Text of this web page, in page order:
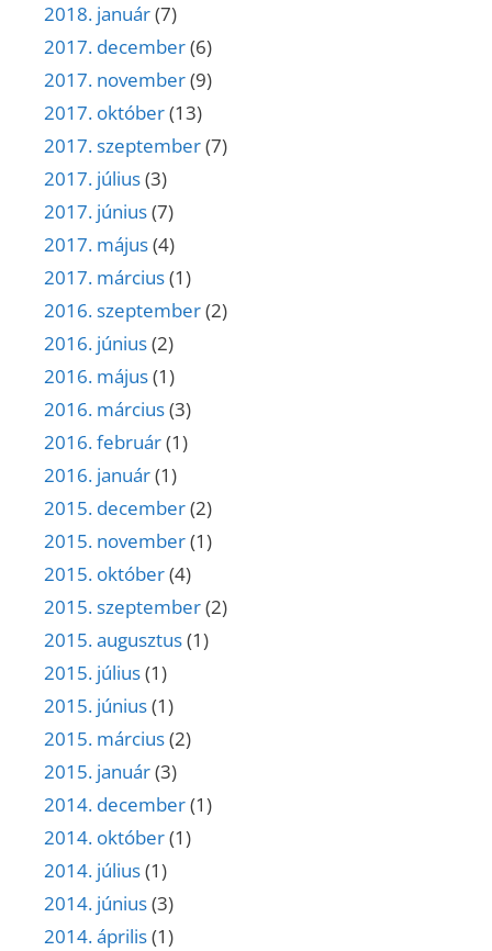
2018. január(7)
2017. december(6)
2017. november(9)
2017. október(13)
2017. szeptember(7)
2017. július(3)
2017. június(7)
2017. május(4)
2017. március(1)
2016. szeptember(2)
2016. június(2)
2016. május(1)
2016. március(3)
2016. február(1)
2016. január(1)
2015. december(2)
2015. november(1)
2015. október(4)
2015. szeptember(2)
2015. augusztus(1)
2015. július(1)
2015. június(1)
2015. március(2)
2015. január(3)
2014. december(1)
2014. október(1)
2014. július(1)
2014. június(3)
2014. április(1)